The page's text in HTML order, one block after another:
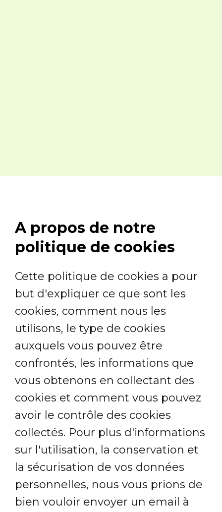
A propos de notre
politique de cookies
Cette politique de cookies a pour
but d'expliquer ce que sont les
cookies, comment nous les
utilisons, le type de cookies
auxquels vous pouvez être
confrontés, les informations que
vous obtenons en collectant des
cookies et comment vous pouvez
avoir le contrôle des cookies
collectés. Pour plus d'informations
sur l'utilisation, la conservation et
la sécurisation de vos données
personnelles, nous vous prions de
bien vouloir envoyer un email à